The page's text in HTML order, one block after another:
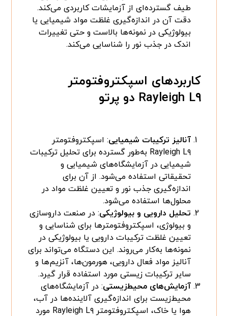
طیف گسترده‌ای از آزمایشات کاربردی می‌کند.
دقت آن در اندازه‌گیری غلظت مواد شیمیایی یا
بیولوژیکی در نمونه‌ها بالاست و حتی تغییرات
اندک در جذب نور را شناسایی می‌کند.
کاربردهای اسپکتروفتومتر
Rayleigh L۹ دو پرتو
آنالیز ترکیبات شیمیایی: اسپکتروفتومتر
Rayleigh L۹ به‌طور گسترده برای تحلیل ترکیبات
شیمیایی در آزمایشگاه‌های شیمیایی و
تحقیقاتی استفاده می‌شود. از آن برای
اندازه‌گیری جذب نور و تعیین غلظت مواد در
محلول‌ها استفاده می‌شود.
تحلیل دارویی و بیولوژیکی: در صنعت داروسازی
و بیولوژی، اسپکتروفتومترها برای شناسایی و
تعیین غلظت ترکیبات دارویی یا بیولوژیکی در
نمونه‌ها به‌کار می‌روند. این دستگاه می‌تواند برای
آنالیز مواد فعال دارویی، هورمون‌ها، آنزیم‌ها و
سایر ترکیبات زیستی مورد استفاده قرار گیرد.
آزمایش‌های محیط‌زیستی: در آزمایشگاه‌های
محیط‌زیست برای اندازه‌گیری آلاینده‌ها در آب،
هوا یا خاک، اسپکتروفتومتر Rayleigh L۹ مورد